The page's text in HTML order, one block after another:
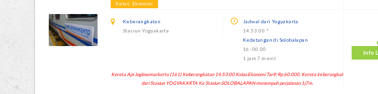
Kelas: Ekonomi
Keberangkatan
Stasiun Yogyakarta
Jadwal dari Yogyakarta
14:53:00 *
Kedatangan di Solobalapan
16.:00:00
1 jam 7 menit
Info
Kereta Api Joglosemarkerto (161) Keberangkatan 14:53:00 Kelas:Ekonomi Tarif: Rp 60.000. Kereta ini berangkat
dari Stasiun YOGYAKARTA Ke Stasiun SOLOBALAPAN menempuh perjalanan 1j7m.